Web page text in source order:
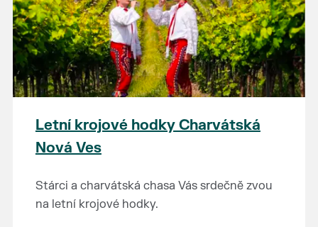
Letní krojové hodky Charvátská
Nová Ves
Stárci a charvátská chasa Vás srdečně zvou
na letní krojové hodky.